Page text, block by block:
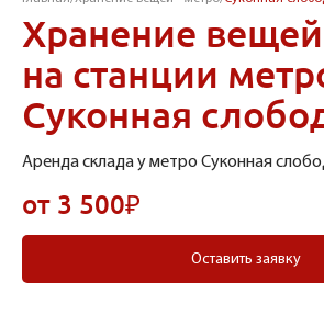
Хранение вещей
на станции
Суконная
Аренда склада у метро Суконная
от 3 500₽
Оставить заявку